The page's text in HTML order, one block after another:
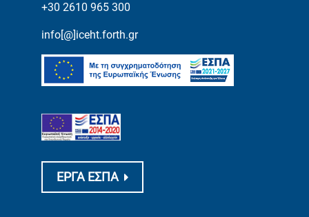
+30 2610 965 300
info[@]iceht.forth.gr
ΕΡΓΑ ΕΣΠΑ